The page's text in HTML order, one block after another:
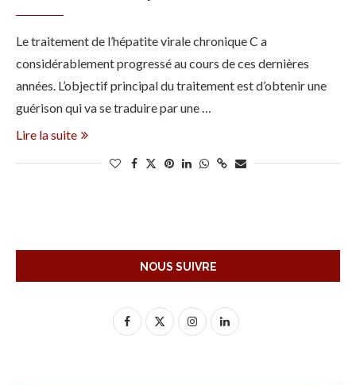
Le traitement de l’hépatite virale chronique C a
considérablement progressé au cours de ces dernières
années. L’objectif principal du traitement est d’obtenir une
guérison qui va se traduire par une …
Lire la suite
NOUS SUIVRE